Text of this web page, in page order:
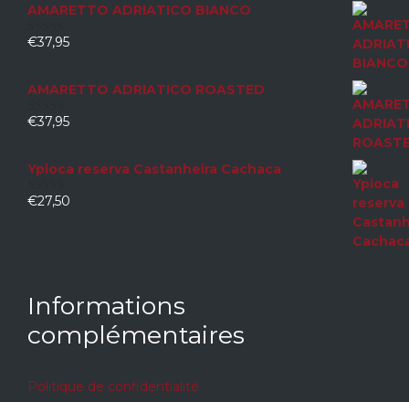
AMARETTO ADRIATICO BIANCO
0
€37,95
AMARETTO ADRIATICO ROASTED
0
€37,95
Ypioca reserva Castanheira Cachaca
0
€27,50
Informations
complémentaires
Politique de confidentialité